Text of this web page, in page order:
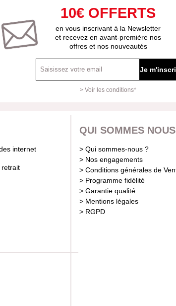
10€ OFFERTS
en vous inscrivant à la Newsletter
et recevez en avant-première nos
offres et nos nouveautés
Je
> Voir les conditions*
internet
retrait
QUI SOMMES NOUS
> Qui sommes-nous ?
> Nos engagements
> Conditions générales de
> Programme fidélité
> Garantie qualité
> Mentions légales
> RGPD